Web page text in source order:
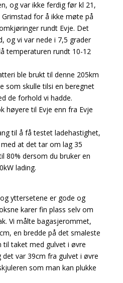
og var ikke ferdig før kl 21,
for å ikke møte på
rundt Evje. Det
og vi var nede i 7,5 grader
temperaturen rundt 10-12
ble brukt til denne 205km
som skulle tilsi en beregnet
de forhold vi hadde.
høyere til Evje enn fra Evje
til å få testet ladehastighet,
at det tar om lag 35
80% dersom du bruker en
lading.
yttersetene er gode og
karer fin plass selv om
Vi målte bagasjerommet,
en bredde på det smaleste
til taket med gulvet i øvre
var 39cm fra gulvet i øvre
som man kan plukke